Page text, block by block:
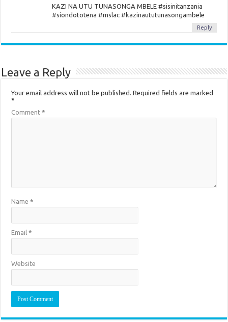
KAZI NA UTU TUNASONGA MBELE #sisinitanzania
#siondototena #mslac #kazinaututunasongambele
Reply
Leave a Reply
Your email address will not be published. Required fields are marked
*
Comment*
Name*
Email*
Website